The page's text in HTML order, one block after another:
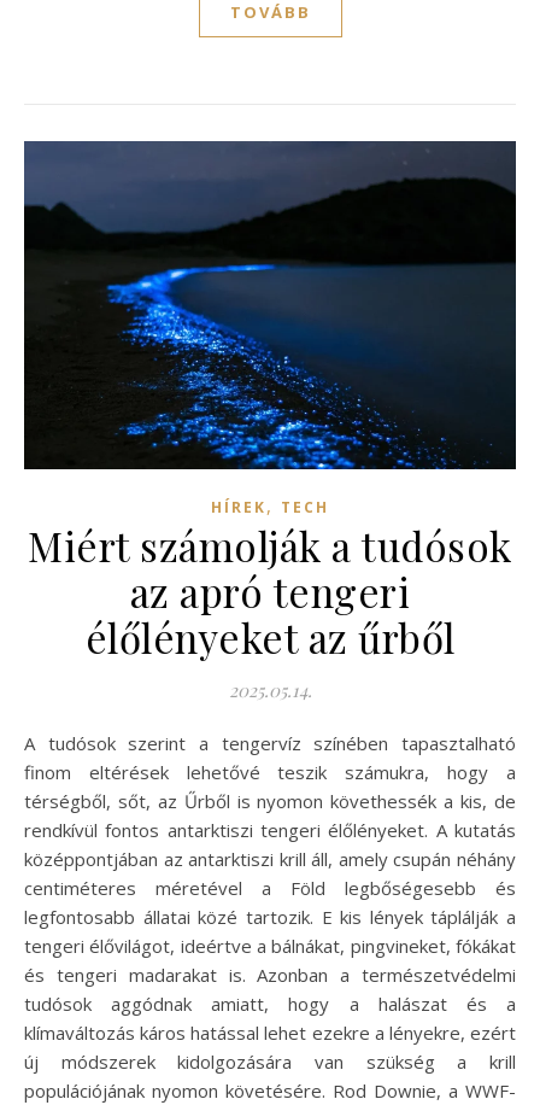
TOVÁBB
HÍREK, TECH
Miért számolják a tudósok
az apró tengeri
élőlényeket az űrből
2025.05.14.
A tudósok szerint a tengervíz színében tapasztalható
finom eltérések lehetővé teszik számukra, hogy a
térségből, sőt, az Űrből is nyomon követhessék a kis, de
rendkívül fontos antarktiszi tengeri élőlényeket. A kutatás
középpontjában az antarktiszi krill áll, amely csupán néhány
centiméteres méretével a Föld legbőségesebb és
legfontosabb állatai közé tartozik. E kis lények táplálják a
tengeri élővilágot, ideértve a bálnákat, pingvineket, fókákat
és tengeri madarakat is. Azonban a természetvédelmi
tudósok aggódnak amiatt, hogy a halászat és a
klímaváltozás káros hatással lehet ezekre a lényekre, ezért
új módszerek kidolgozására van szükség a krill
populációjának nyomon követésére. Rod Downie, a WWF-